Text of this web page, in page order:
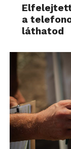
a
láthatod